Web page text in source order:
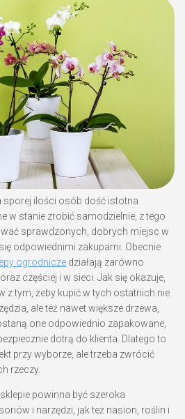
sporej ilości osób dość istotna
w stanie zrobić samodzielnie, z tego
sprawdzonych, dobrych miejsc w
odpowiednimi zakupami. Obecnie
ogrodnicze działają zarówno
częściej i w sieci. Jak się okazuje,
z tym, żeby kupić w tych ostatnich nie
ale też nawet większe drzewa,
one odpowiednio zapakowane,
dotrą do klienta. Dlatego to
przy wyborze, ale trzeba zwrócić
rzeczy.
powinna być szeroka
i narzędzi, jak też nasion, roślin i